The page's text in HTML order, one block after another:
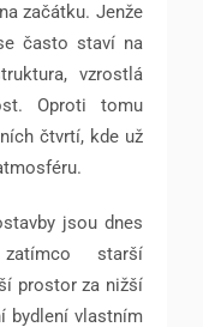
začátku. Jenže
často staví na
vzrostlá
Oproti tomu
čtvrtí, kde už
jsou dnes
starší
prostor za nižší
bydlení vlastním